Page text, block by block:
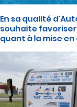
En sa qualité
souhaite
quant à la mise